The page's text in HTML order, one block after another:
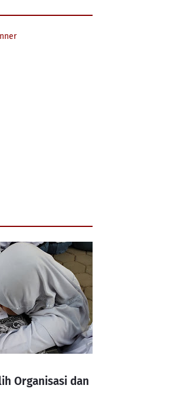
Organisasi dan